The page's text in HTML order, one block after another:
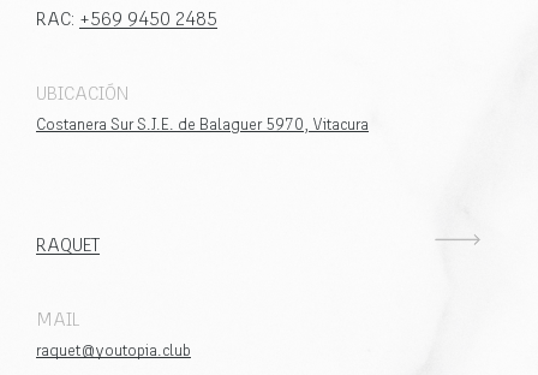
RAC: +569 9450 2485
UBICACIÓN
Costanera Sur S.J.E. de Balaguer 5970, Vitacura
RAQUET
MAIL
raquet@youtopia.club